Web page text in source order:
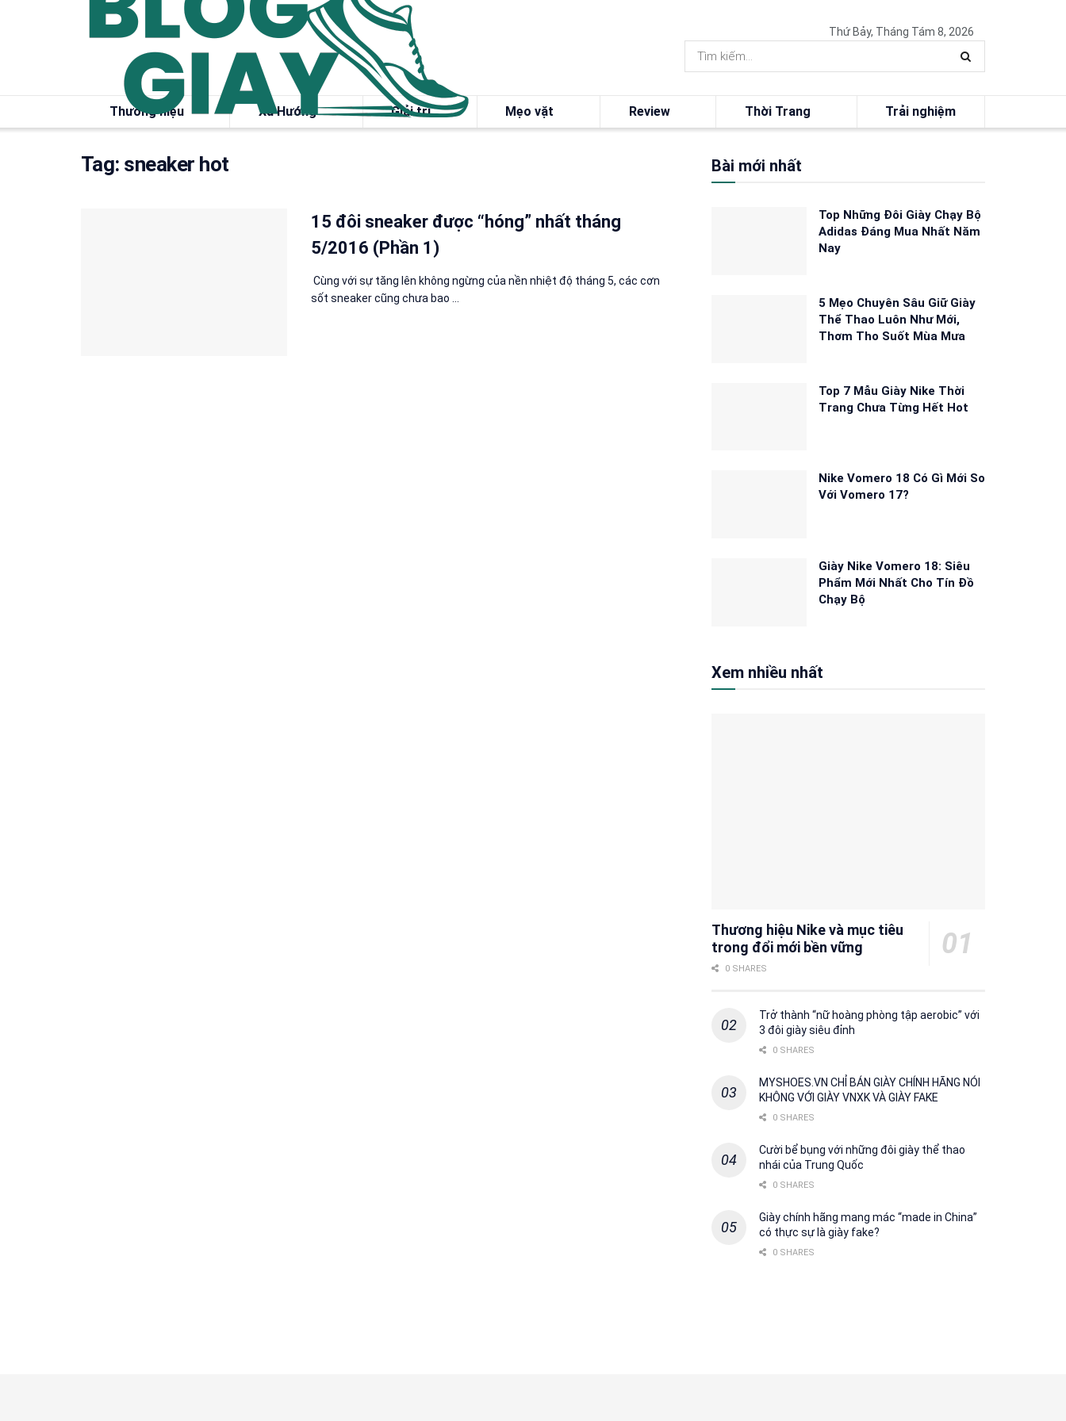
Thứ Bảy, Tháng Tám 8, 2026
Thương hiệu Xu Hướng Giải trí Mẹo vặt Review Thời Trang Trải nghiệm
Tag: sneaker hot
15 đôi sneaker được “hóng” nhất tháng
5/2016 (Phần 1)
Cùng với sự tăng lên không ngừng của nền nhiệt độ tháng 5, các cơn
sốt sneaker cũng chưa bao ...
Bài mới nhất
Top Những Đôi Giày Chạy Bộ
Adidas Đáng Mua Nhất Năm
Nay
5 Mẹo Chuyên Sâu Giữ Giày
Thể Thao Luôn Như Mới,
Thơm Tho Suốt Mùa Mưa
Top 7 Mẫu Giày Nike Thời
Trang Chưa Từng Hết Hot
Nike Vomero 18 Có Gì Mới So
Với Vomero 17?
Giày Nike Vomero 18: Siêu
Phẩm Mới Nhất Cho Tín Đồ
Chạy Bộ
Xem nhiều nhất
Thương hiệu Nike và mục tiêu
trong đổi mới bền vững
0 SHARES
Trở thành “nữ hoàng phòng tập aerobic” với
3 đôi giày siêu đỉnh
0 SHARES
MYSHOES.VN CHỈ BÁN GIÀY CHÍNH HÃNG NÓI
KHÔNG VỚI GIÀY VNXK VÀ GIÀY FAKE
0 SHARES
Cười bể bụng với những đôi giày thể thao
nhái của Trung Quốc
0 SHARES
Giày chính hãng mang mác “made in China”
có thực sự là giày fake?
0 SHARES